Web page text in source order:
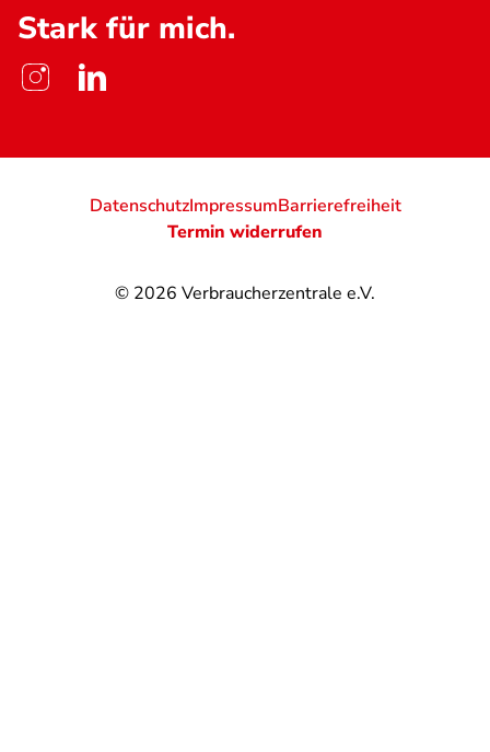
Stark für mich.
© 2026 Verbraucherzentrale e.V.
DatenschutzImpressumBarrierefreiheit
Termin widerrufen